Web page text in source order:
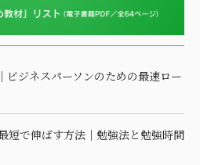
ビジネスパーソンのための最速ロー
短で伸ばす方法｜勉強法と勉強時間